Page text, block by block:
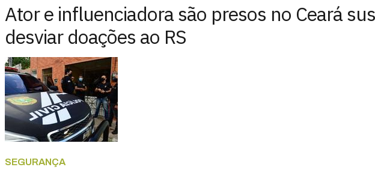
Ator e influenciadora são presos no Ceará
desviar doações ao RS
SEGURANÇA